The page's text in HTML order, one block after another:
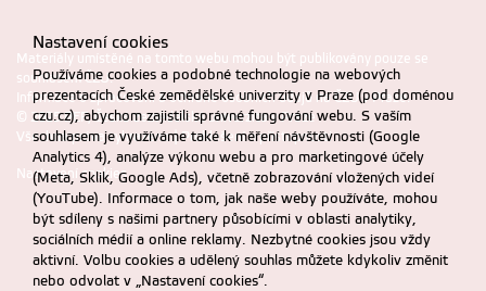
Materiály umístěné na tomto webu mohou být publikovány pouze se
souhlasem ČZU.
Informace o zpracování a ochraně osobních údajů na ČZU v Praze.
© 2025 PEF, Česká zemědělská univerzita v Praze
Všechna práva vyhrazena |Prohlášení o přístupnosti
Nastavení cookies
Nastavení cookies
Používáme cookies a podobné technologie na webových
prezentacích České zemědělské univerzity v Praze (pod doménou
czu.cz), abychom zajistili správné fungování webu. S vaším
souhlasem je využíváme také k měření návštěvnosti (Google
Analytics 4), analýze výkonu webu a pro marketingové účely
(Meta, Sklik, Google Ads), včetně zobrazování vložených videí
(YouTube). Informace o tom, jak naše weby používáte, mohou
být sdíleny s našimi partnery působícími v oblasti analytiky,
sociálních médií a online reklamy. Nezbytné cookies jsou vždy
aktivní. Volbu cookies a udělený souhlas můžete kdykoliv změnit
nebo odvolat v „Nastavení cookies“.